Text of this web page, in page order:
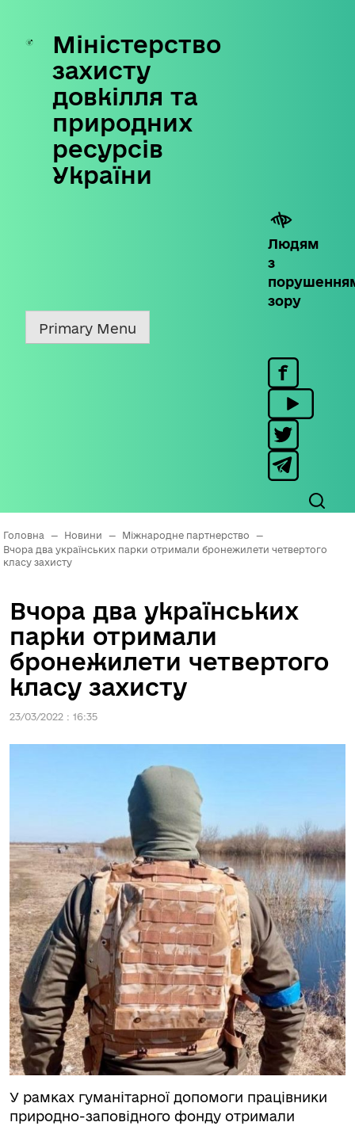
Skip
content
Міністерство
захисту
довкілля та
природних
ресурсів
України
Людям
з
зору
Primary Menu
Головна — Новини — Міжнародне партнерство
—
Вчора два українських парки отримали бронежилети четвертого
класу захисту
Вчора два українських
парки отримали
бронежилети четвертого
класу захисту
23/03/2022 : 16:35
У рамках гуманітарної допомоги працівники
природно-заповідного фонду отримали